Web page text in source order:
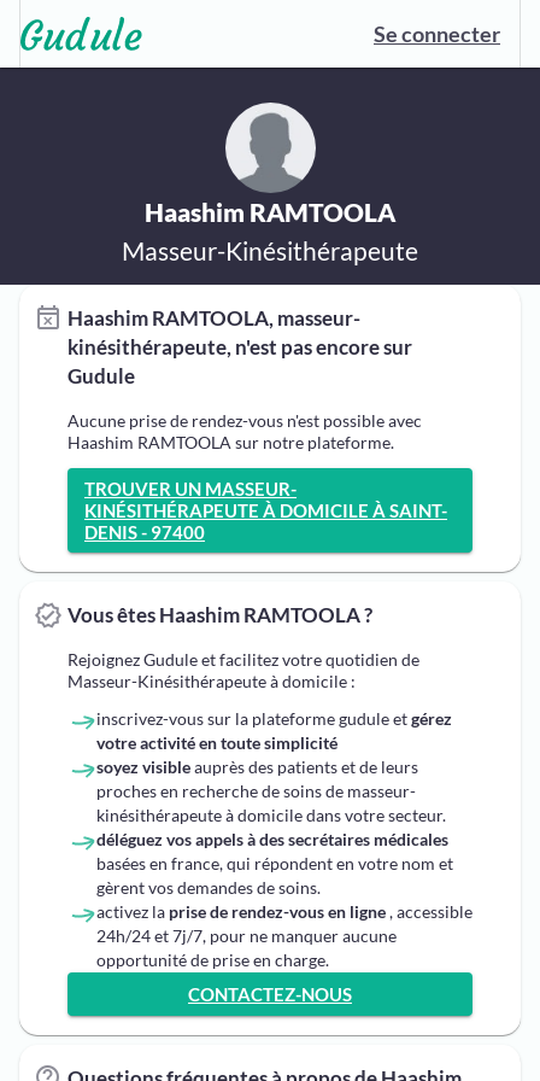
Se connecter
Haashim RAMTOOLA
Masseur-Kinésithérapeute
Haashim RAMTOOLA, masseur-
kinésithérapeute, n'est pas encore sur
Gudule
Aucune prise de rendez-vous n'est possible avec
Haashim RAMTOOLA sur notre plateforme.
TROUVER UN MASSEUR-
KINÉSITHÉRAPEUTE À DOMICILE À SAINT-
DENIS - 97400
Vous êtes Haashim RAMTOOLA ?
Rejoignez Gudule et facilitez votre quotidien de
Masseur-Kinésithérapeute à domicile :
inscrivez-vous sur la plateforme gudule etgérez
votre activité en toute simplicité
soyez visibleauprès des patients et de leurs
proches en recherche de soins de masseur-
kinésithérapeute à domicile dans votre secteur.
déléguez vos appels à des secrétaires médicales
basées en france, qui répondent en votre nom et
gèrent vos demandes de soins.
activez la prise de rendez-vous en ligne, accessible
24h/24 et 7j/7, pour ne manquer aucune
opportunité de prise en charge.
CONTACTEZ-NOUS